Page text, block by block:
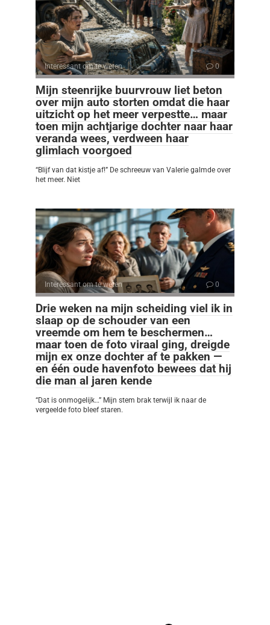
Interessant om te weten 0
Mijn steenrijke buurvrouw liet beton
over mijn auto storten omdat die haar
uitzicht op het meer verpestte… maar
toen mijn achtjarige dochter naar haar
veranda wees, verdween haar
glimlach voorgoed
“Blijf van dat kistje af!” De schreeuw van Valerie galmde over
het meer. Niet
Interessant om te weten 0
Drie weken na mijn scheiding viel ik in
slaap op de schouder van een
vreemde om hem te beschermen…
maar toen de foto viraal ging, dreigde
mijn ex onze dochter af te pakken —
en één oude havenfoto bewees dat hij
die man al jaren kende
“Dat is onmogelijk…” Mijn stem brak terwijl ik naar de
vergeelde foto bleef staren.